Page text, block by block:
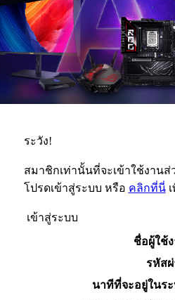
ระวัง!
สมาชิกเท่านั้นที่จะเข้าใช้งานส่
โปรดเข้าสู่ระบบ หรือ คลิกที่นี่เ
เข้าสู่ระบบ
ชื่อผู้ใช้
รหัส
นาทีที่จะอยู่ในร